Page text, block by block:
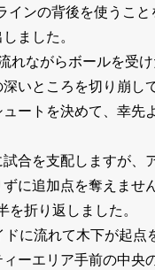
インの背後を使うこ
ました。
れながらボールを受
いところを切り崩し
ートを決めて、幸先
合を支配しますが、
に追加点を奪えません
折り返しました。
に流れて木下が起点
ーエリア手前の中央